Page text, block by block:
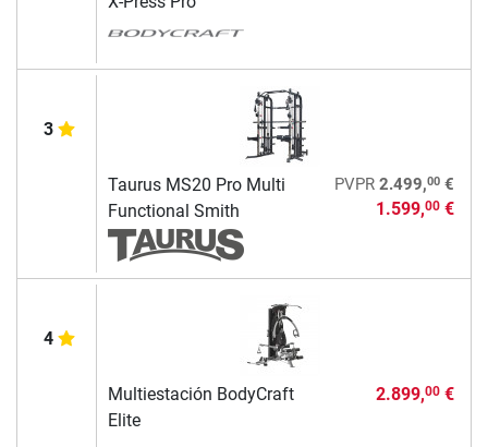
3
Taurus MS20 Pro Multi
Functional Smith
PVPR 2.499,00€
1.599,00€
4
Multiestación BodyCraft
Elite
2.899,00€